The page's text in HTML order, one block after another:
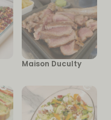
Maison Duculty